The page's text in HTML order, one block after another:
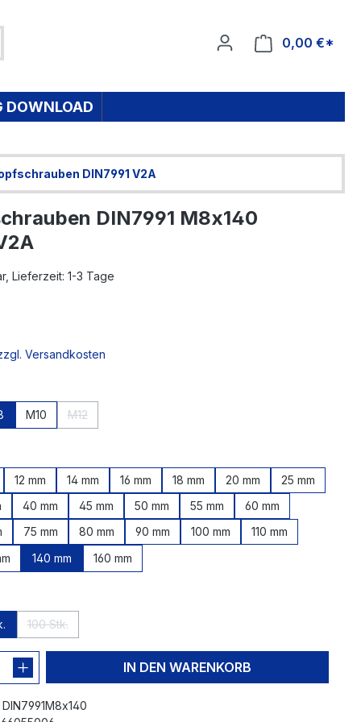
0,00 €*
DOWNLOAD
DIN7991 V2A
DIN7991 M8x140
Lieferzeit: 1-3 Tage
Versandkosten
M10 M12
12 mm 14 mm 16 mm 18 mm 20 mm
25 mm
40 mm 45 mm 50 mm 55 mm
60 mm
75 mm 80 mm 90 mm 100 mm
110 mm
140 mm 160 mm
100 Stk.
IN DEN WARENKORB
DIN7991M8x140